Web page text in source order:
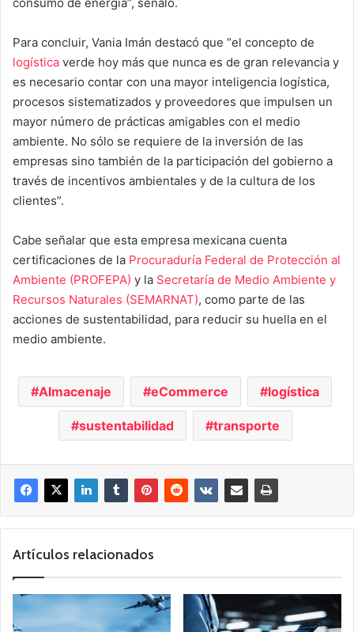
consumo de energía”, señaló.
Para concluir, Vania Imán destacó que “el concepto de
logística verde hoy más que nunca es de gran relevancia y
es necesario contar con una mayor inteligencia logística,
procesos sistematizados y proveedores que impulsen un
mayor número de prácticas amigables con el medio
ambiente. No sólo se requiere de la inversión de las
empresas sino también de la participación del gobierno a
través de incentivos ambientales y de la cultura de los
clientes”.
Cabe señalar que esta empresa mexicana cuenta
certificaciones de la Procuraduría Federal de Protección al
Ambiente (PROFEPA) y la Secretaría de Medio Ambiente y
Recursos Naturales (SEMARNAT), como parte de las
acciones de sustentabilidad, para reducir su huella en el
medio ambiente.
Almacenaje eCommerce logística
sustentabilidad transporte
Artículos relacionados